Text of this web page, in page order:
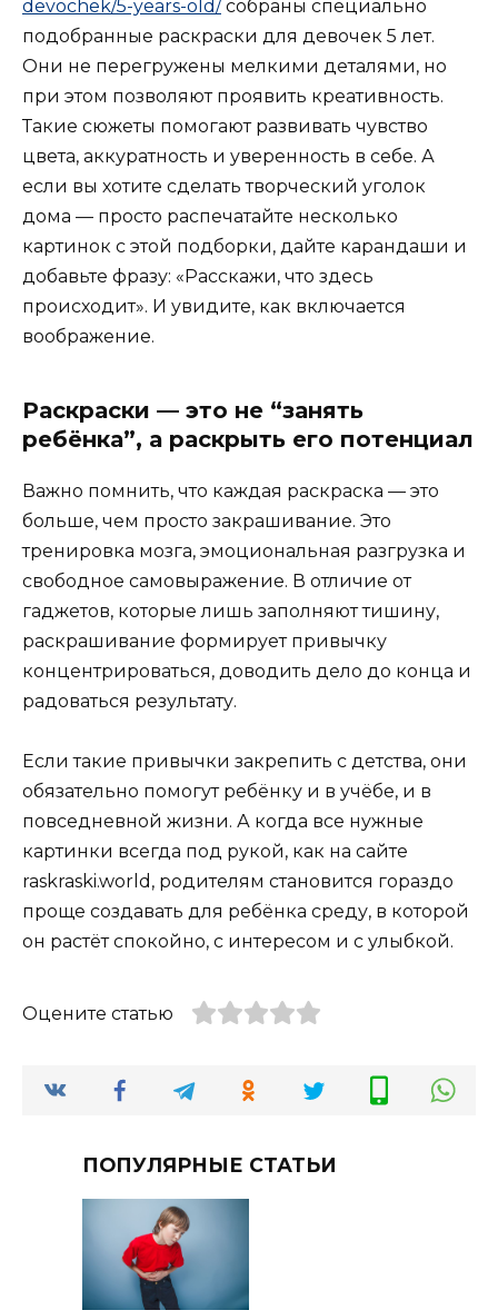
devochek/5-years-old/ собраны специально
подобранные раскраски для девочек 5 лет.
Они не перегружены мелкими деталями, но
при этом позволяют проявить креативность.
Такие сюжеты помогают развивать чувство
цвета, аккуратность и уверенность в себе. А
если вы хотите сделать творческий уголок
дома — просто распечатайте несколько
картинок с этой подборки, дайте карандаши и
добавьте фразу: «Расскажи, что здесь
происходит». И увидите, как включается
воображение.
Раскраски — это не “занять
ребёнка”, а раскрыть его потенциал
Важно помнить, что каждая раскраска — это
больше, чем просто закрашивание. Это
тренировка мозга, эмоциональная разгрузка и
свободное самовыражение. В отличие от
гаджетов, которые лишь заполняют тишину,
раскрашивание формирует привычку
концентрироваться, доводить дело до конца и
радоваться результату.
Если такие привычки закрепить с детства, они
обязательно помогут ребёнку и в учёбе, и в
повседневной жизни. А когда все нужные
картинки всегда под рукой, как на сайте
raskraski.world, родителям становится гораздо
проще создавать для ребёнка среду, в которой
он растёт спокойно, с интересом и с улыбкой.
Оцените статью
ПОПУЛЯРНЫЕ СТАТЬИ